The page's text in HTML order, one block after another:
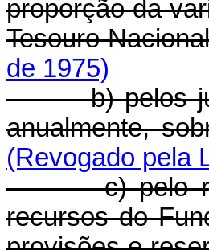
proporção da
Tesouro
de 1975)
b) pelos juros
anualmente,
(Revogado pela
c) pelo
recursos do